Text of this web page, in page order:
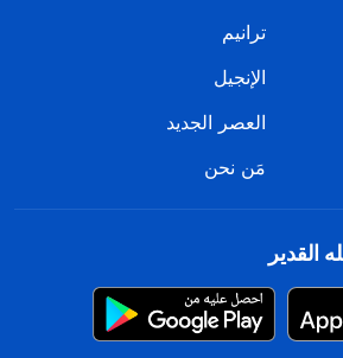
ترانيم
الإنجيل
العصر الجديد
مَن نحن
القدير